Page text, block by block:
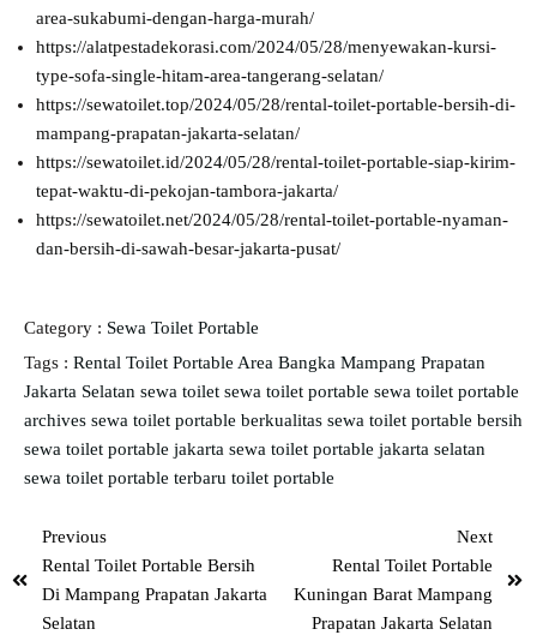
area-sukabumi-dengan-harga-murah/
https://alatpestadekorasi.com/2024/05/28/menyewakan-kursi-
type-sofa-single-hitam-area-tangerang-selatan/
https://sewatoilet.top/2024/05/28/rental-toilet-portable-bersih-di-
mampang-prapatan-jakarta-selatan/
https://sewatoilet.id/2024/05/28/rental-toilet-portable-siap-kirim-
tepat-waktu-di-pekojan-tambora-jakarta/
https://sewatoilet.net/2024/05/28/rental-toilet-portable-nyaman-
dan-bersih-di-sawah-besar-jakarta-pusat/
Category : Sewa Toilet Portable
Tags : Rental Toilet Portable Area Bangka Mampang Prapatan
Jakarta Selatan sewa toilet sewa toilet portable sewa toilet portable
archives sewa toilet portable berkualitas sewa toilet portable bersih
sewa toilet portable jakarta sewa toilet portable jakarta selatan
sewa toilet portable terbaru toilet portable
Previous
Rental Toilet Portable Bersih
Di Mampang Prapatan Jakarta
Selatan
Next
Rental Toilet Portable
Kuningan Barat Mampang
Prapatan Jakarta Selatan